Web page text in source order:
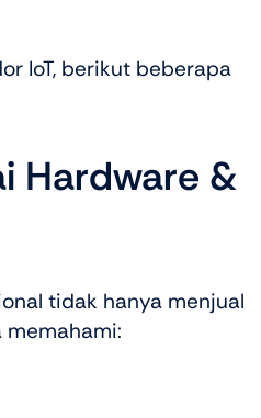
IoT, berikut beberapa
Hardware &
tidak hanya menjual